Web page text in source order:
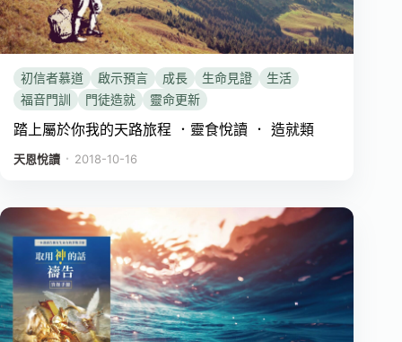
初信者慕道 啟示預言 成長 生命見證
生活
福音門訓
門徒造就 靈命更新
踏上屬於你我的天路旅程 ．靈食悅讀 ． 造就類
天恩悅讀 ． 2018-10-16